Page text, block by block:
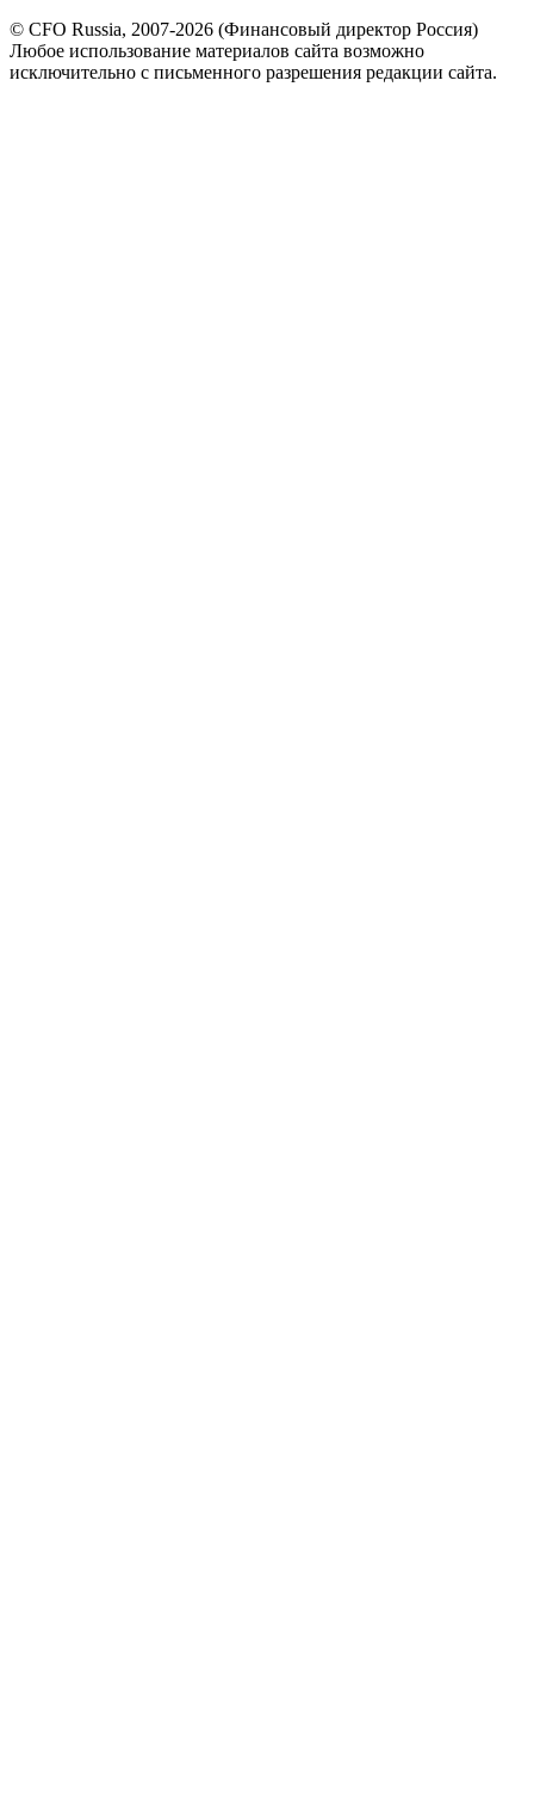
© CFO Russia, 2007-2026 (Финансовый директор Россия)
Любое использование материалов сайта возможно
исключительно с письменного разрешения редакции сайта.